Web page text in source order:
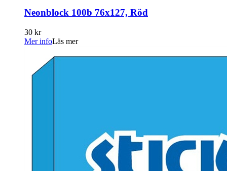
Neonblock 100b 76x127, Röd
30 kr
Mer infoLäs mer